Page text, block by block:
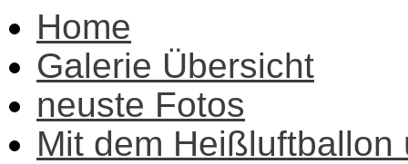
Home
Galerie Übersicht
neuste Fotos
Mit dem Heißluftballon